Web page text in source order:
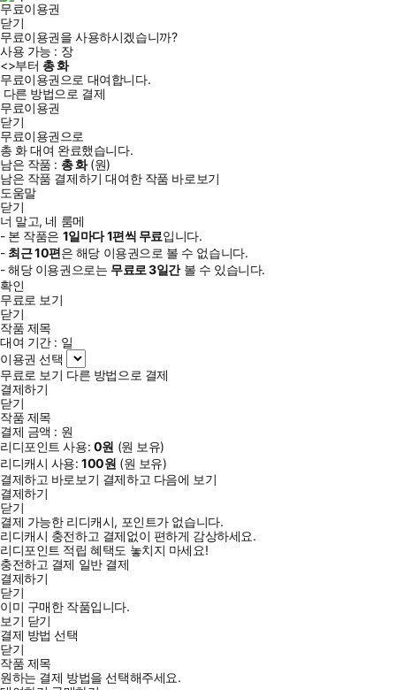
무료이용권
닫기
무료이용권을 사용하시겠습니까?
사용 가능 : 장
<>부터 총화
무료이용권으로 대여합니다.
다른 방법으로 결제
무료이용권
닫기
무료이용권으로
총화대여 완료했습니다.
남은 작품 : 총화(원)
남은 작품 결제하기 대여한 작품 바로보기
도움말
닫기
너 말고, 네 룸메
- 본 작품은 1일마다1편씩 무료입니다.
- 최근10편은 해당 이용권으로 볼 수 없습니다.
- 해당 이용권으로는 무료로3일간볼 수 있습니다.
확인
무료로 보기
닫기
작품 제목
대여 기간 : 일
이용권 선택
무료로 보기 다른 방법으로 결제
결제하기
닫기
작품 제목
결제 금액 : 원
리디포인트 사용: 0원 (원 보유)
리디캐시 사용:100원 (원 보유)
결제하고 바로보기 결제하고 다음에 보기
결제하기
닫기
결제 가능한 리디캐시, 포인트가 없습니다.
리디캐시 충전하고 결제없이 편하게 감상하세요.
리디포인트 적립 혜택도 놓치지 마세요!
충전하고 결제 일반 결제
결제하기
닫기
이미 구매한 작품입니다.
보기 닫기
결제 방법 선택
닫기
작품 제목
원하는 결제 방법을 선택해주세요.